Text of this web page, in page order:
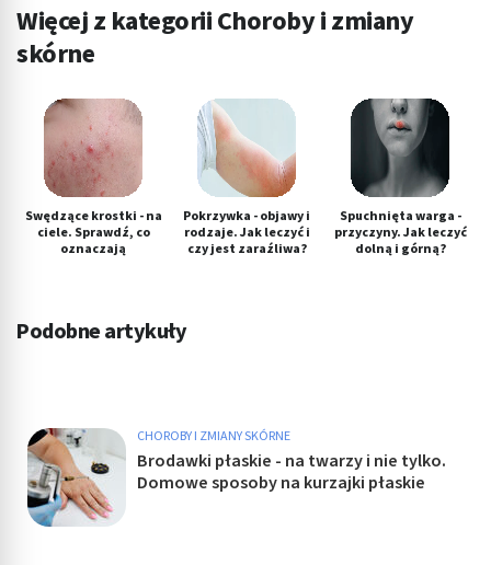
Więcej z kategorii Choroby i zmiany
skórne
Swędzące krostki - na
ciele. Sprawdź, co
oznaczają
Pokrzywka - objawy i
rodzaje. Jak leczyć i
czy jest zaraźliwa?
Spuchnięta warga -
przyczyny. Jak leczyć
dolną i górną?
Podobne artykuły
CHOROBY I ZMIANY SKÓRNE
Brodawki płaskie - na twarzy i nie tylko.
Domowe sposoby na kurzajki płaskie